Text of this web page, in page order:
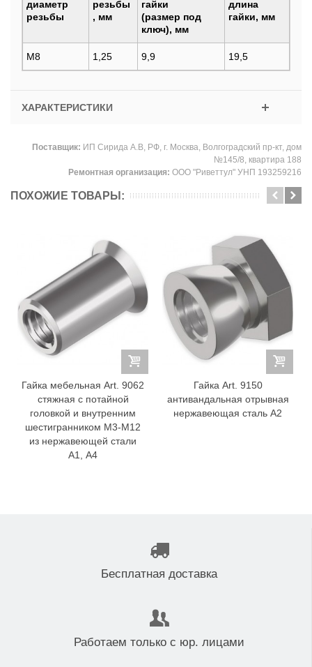
диаметр
резьбы
резьбы
, мм
гайки
(размер под
ключ), мм
длина
гайки, мм
М8 1,25 9,9 19,5
ХАРАКТЕРИСТИКИ
Поставщик: ИП Сирида А.В, РФ, г. Москва, Волгоградский пр-кт, дом
№145/8, квартира 188
Ремонтная организация: ООО "Риветтул" УНП 193259216
ПОХОЖИЕ ТОВАРЫ:
Гайка мебельная Art. 9062
стяжная с потайной
головкой и внутренним
шестигранником М3-М12
из нержавеющей стали
А1, A4
Гайка Art. 9150
антивандальная отрывная
нержавеющая сталь А2
Бесплатная доставка
Работаем только с юр. лицами